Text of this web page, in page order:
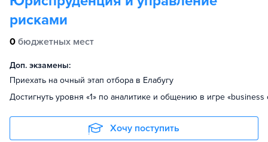
рисками
0 бюджетных мест
Доп. экзамены:
Приехать на очный этап отбора в Елабугу
Достигнуть уровня «1» по аналитике и общению в игре «business
Хочу поступить